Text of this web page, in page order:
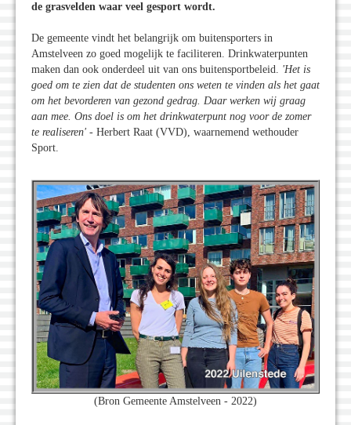
de grasvelden waar veel gesport wordt.
De gemeente vindt het belangrijk om buitensporters in
Amstelveen zo goed mogelijk te faciliteren. Drinkwaterpunten
maken dan ook onderdeel uit van ons buitensportbeleid. 'Het is
goed om te zien dat de studenten ons weten te vinden als het gaat
om het bevorderen van gezond gedrag. Daar werken wij graag
aan mee. Ons doel is om het drinkwaterpunt nog voor de zomer
te realiseren' - Herbert Raat (VVD), waarnemend wethouder
Sport.
(Bron Gemeente Amstelveen - 2022)